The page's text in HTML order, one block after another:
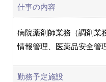
仕事の内容
病院薬剤師業務（調剤業
情報管理、医薬品安全管
勤務予定施設